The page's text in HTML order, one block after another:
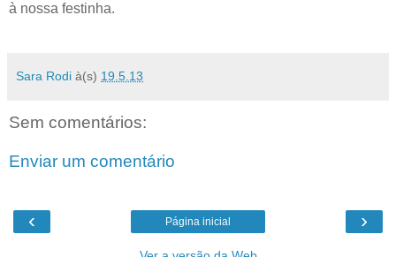
à nossa festinha.
Sara Rodi à(s) 19.5.13
Sem comentários:
Enviar um comentário
‹ ›
Página inicial